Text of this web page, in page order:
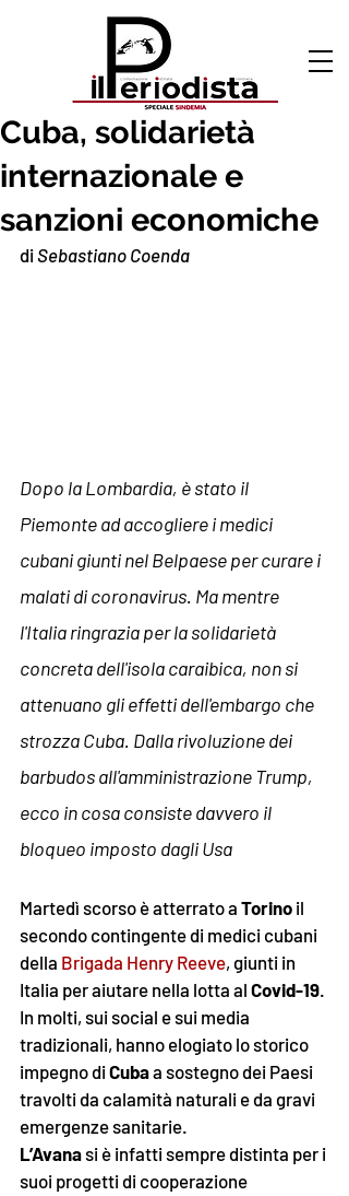
Cuba, solidarietà
internazionale e
sanzioni economiche
di Sebastiano Coenda
Dopo la Lombardia, è stato il
Piemonte ad accogliere i medici
cubani giunti nel Belpaese per curare i
malati di coronavirus. Ma mentre
l'Italia ringrazia per la solidarietà
concreta dell'isola caraibica, non si
attenuano gli effetti dell'embargo che
strozza Cuba. Dalla rivoluzione dei
barbudos all'amministrazione Trump,
ecco in cosa consiste davvero il
bloqueo imposto dagli Usa
Martedì scorso è atterrato a Torino il
secondo contingente di medici cubani
della Brigada Henry Reeve, giunti in
Italia per aiutare nella lotta al Covid-19.
In molti, sui social e sui media
tradizionali, hanno elogiato lo storico
impegno di Cuba a sostegno dei Paesi
travolti da calamità naturali e da gravi
emergenze sanitarie.
L’Avana si è infatti sempre distinta per i
suoi progetti di cooperazione